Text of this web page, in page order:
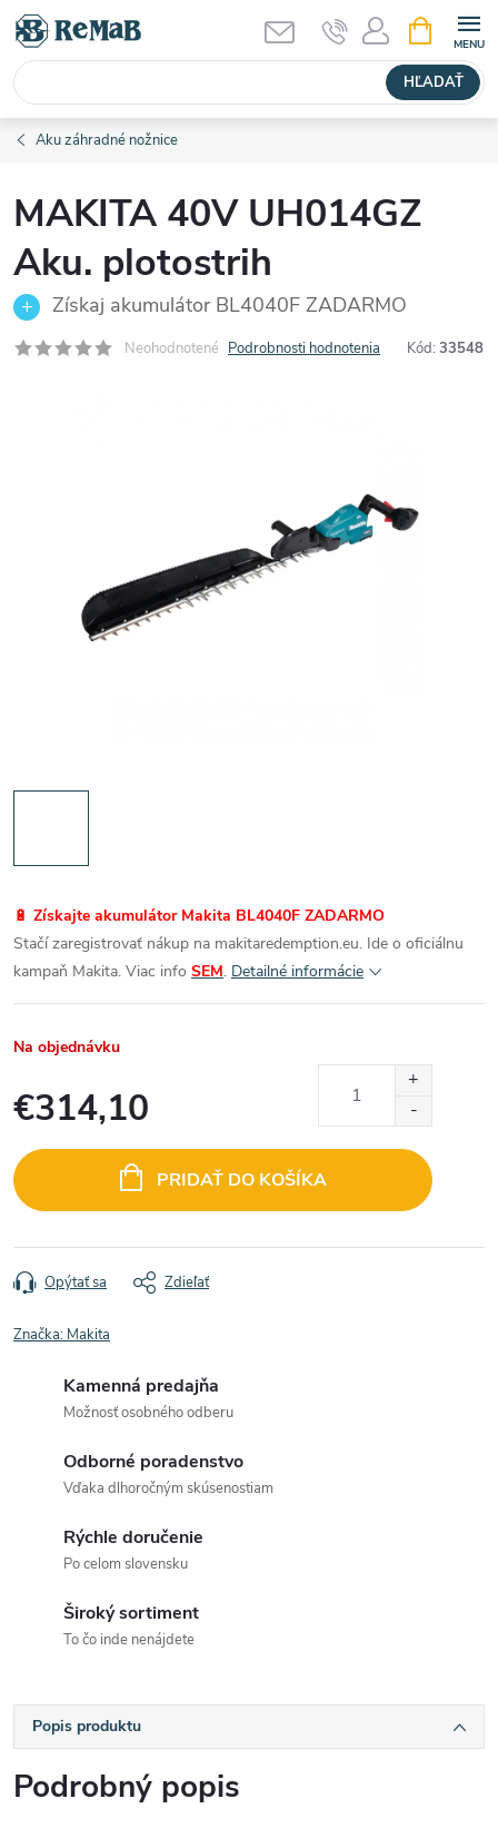
Prejsť
obsah
HĽADAŤ
KOŠÍK
Aku záhradné nožnice
MAKITA 40V UH014GZ
Aku. plotostrih
Získaj akumulátor BL4040F ZADARMO
Neohodnotené Podrobnosti hodnotenia Kód: 33548
🔋 Získajte akumulátor Makita BL4040F ZADARMO
Stačí zaregistrovať nákup na makitaredemption.eu. Ide o oficiálnu
kampaň Makita. Viac info SEM. Detailné informácie
Na objednávku
€314,10
cena:
PRIDAŤ DO KOŠÍKA
Opýtať sa Zdieľať
Značka: Makita
Kamenná predajňa
Možnosť osobného odberu
Odborné poradenstvo
Vďaka dlhoročným skúsenostiam
Rýchle doručenie
Po celom slovensku
Široký sortiment
To čo inde nenájdete
Popis produktu
Podrobný popis